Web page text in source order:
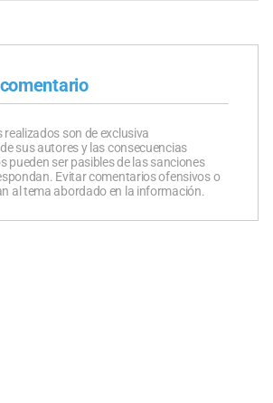
son de exclusiva
sus autores y las consecuencias
pueden ser pasibles de las sanciones
Evitar comentarios ofensivos o
al tema abordado en la información.